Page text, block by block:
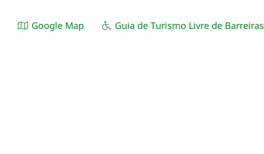
Google Map Guia de Turismo Livre de Barreiras